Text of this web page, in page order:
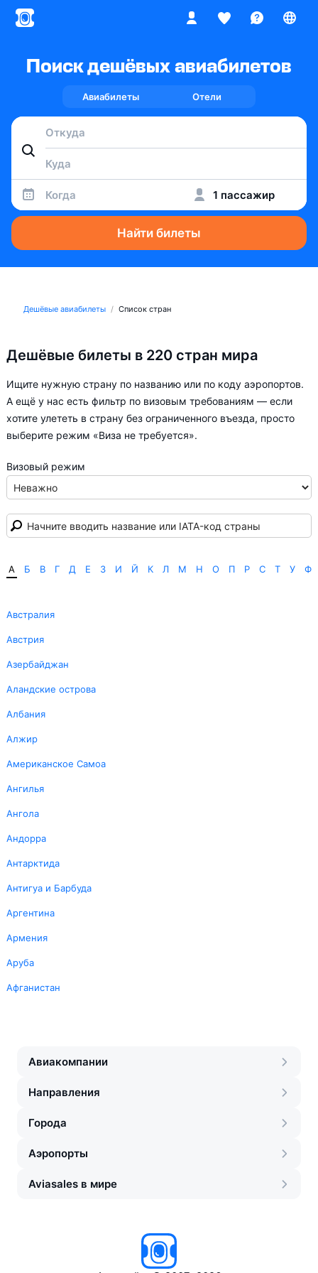
Поиск дешёвых авиабилетов
Авиабилеты Отели
Когда 1 пассажир
Найти билеты
Дешёвые авиабилеты Список стран
Дешёвые билеты в 220 стран мира
Ищите нужную страну по названию или по коду аэропортов.
А ещё у нас есть фильтр по визовым требованиям — если
хотите улететь в страну без ограниченного въезда, просто
выберите режим «Виза не требуется».
Визовый режим
А Б В Г Д Е З И Й К Л М Н О П Р С Т У Ф
Австралия
Австрия
Азербайджан
Аландские острова
Албания
Алжир
Американское Самоа
Ангилья
Ангола
Андорра
Антарктида
Антигуа и Барбуда
Аргентина
Армения
Аруба
Афганистан
Авиакомпании
Направления
Города
Аэропорты
Aviasales в мире